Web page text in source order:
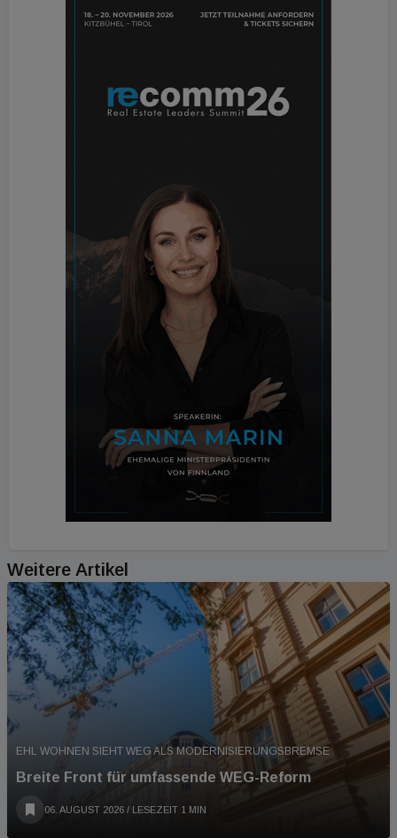
Weitere Artikel
EHL WOHNEN SIEHT WEG ALS MODERNISIERUNGSBREMSE
Breite Front für umfassende WEG-Reform
06. AUGUST 2026 / LESEZEIT 1 MIN